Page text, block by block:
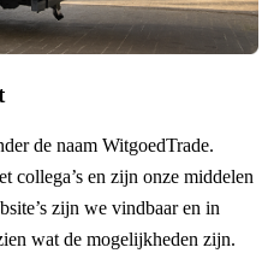
de naam WitgoedTrade.
collega’s en zijn onze middelen
zijn we vindbaar en in
wat de mogelijkheden zijn.